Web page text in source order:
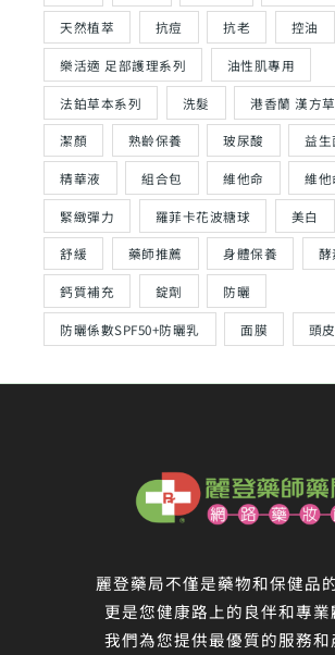
天然植萃 抗痘 抗老 控油
樂活適 足部護理系列 油性肌專用
法鉑草本系列 洗髮 港香蘭 漢方
潔顏 熟齡保養 玻尿酸 益生
精華液 組合包 維他命 維他
緊緻彈力 羅菲卡花波糖球 美白
舒緩 藥師推薦 身體保養 酵
鈣質補充 錠劑 防曬
防曬係數SPF50+防曬乳 面膜 頭
麗登藥局不僅是藥物和保健品
更是您健康路上的良伴和專業
我們為您提供最優質的服務和